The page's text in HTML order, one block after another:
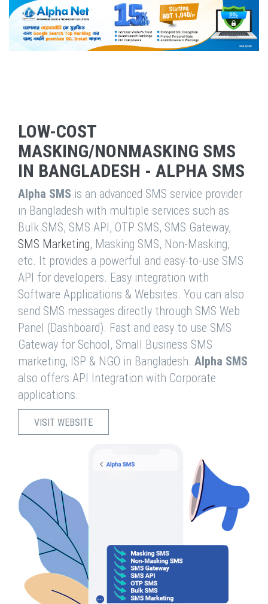
LOW-COST
MASKING/NONMASKING SMS
IN BANGLADESH - ALPHA SMS
Alpha SMS is an advanced SMS service provider
in Bangladesh with multiple services such as
Bulk SMS, SMS API, OTP SMS, SMS Gateway,
SMS Marketing, Masking SMS, Non-Masking,
etc. It provides a powerful and easy-to-use SMS
API for developers. Easy integration with
Software Applications & Websites. You can also
send SMS messages directly through SMS Web
Panel (Dashboard). Fast and easy to use SMS
Gateway for School, Small Business SMS
marketing, ISP & NGO in Bangladesh. Alpha SMS
also offers API Integration with Corporate
applications.
VISIT WEBSITE